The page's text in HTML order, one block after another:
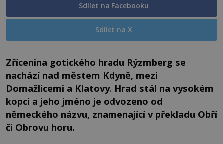
Sdílet na Facebooku
Sdílet na X
Zřícenina gotického hradu Rýzmberg se
nachází nad městem Kdyně, mezi
Domažlicemi a Klatovy. Hrad stál na vysokém
kopci a jeho jméno je odvozeno od
německého názvu, znamenající v překladu Obří
či Obrovu horu.